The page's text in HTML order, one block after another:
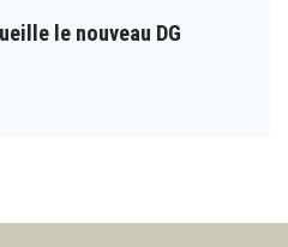
le nouveau DG